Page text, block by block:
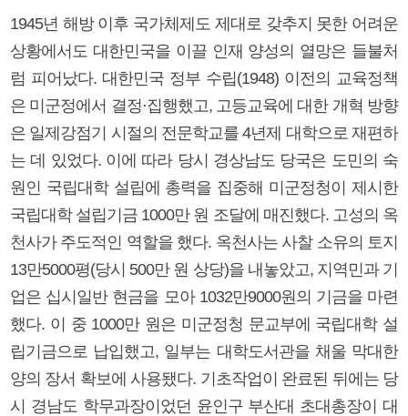
1945년 해방 이후 국가체제도 제대로 갖추지 못한 어려운
상황에서도 대한민국을 이끌 인재 양성의 열망은 들불처
럼 피어났다. 대한민국 정부 수립(1948) 이전의 교육정책
은 미군정에서 결정·집행했고, 고등교육에 대한 개혁 방향
은 일제강점기 시절의 전문학교를 4년제 대학으로 재편하
는 데 있었다. 이에 따라 당시 경상남도 당국은 도민의 숙
원인 국립대학 설립에 총력을 집중해 미군정청이 제시한
국립대학 설립기금 1000만 원 조달에 매진했다. 고성의 옥
천사가 주도적인 역할을 했다. 옥천사는 사찰 소유의 토지
13만5000평(당시 500만 원 상당)을 내놓았고, 지역민과 기
업은 십시일반 현금을 모아 1032만9000원의 기금을 마련
했다. 이 중 1000만 원은 미군정청 문교부에 국립대학 설
립기금으로 납입했고, 일부는 대학도서관을 채울 막대한
양의 장서 확보에 사용됐다. 기초작업이 완료된 뒤에는 당
시 경남도 학무과장이었던 윤인구 부산대 초대총장이 대